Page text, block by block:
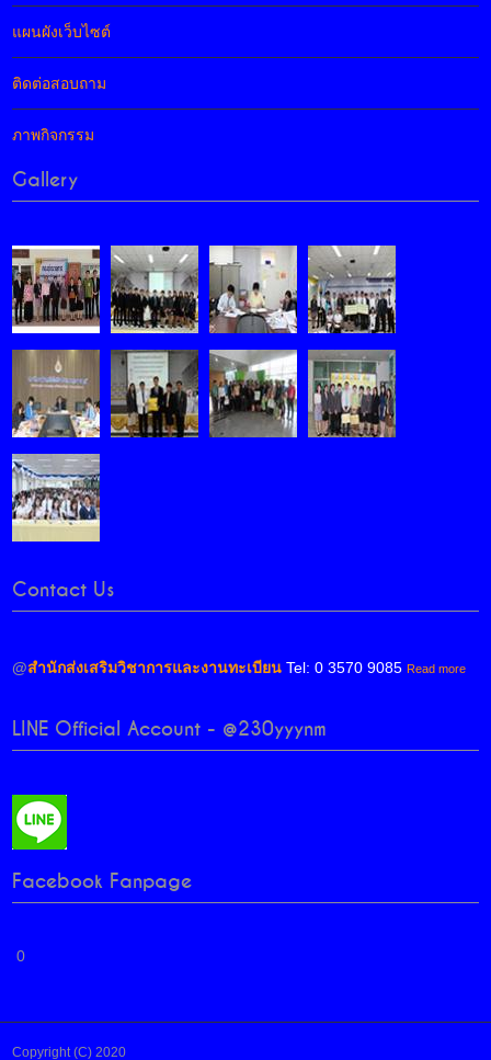
แผนผังเว็บไซต์
ติดต่อสอบถาม
ภาพกิจกรรม
Gallery
Contact Us
@สำนักส่งเสริมวิชาการและงานทะเบียน Tel: 0 3570 9085 Read more
LINE Official Account - @230yyynm
Facebook Fanpage
0
Copyright (C) 2020